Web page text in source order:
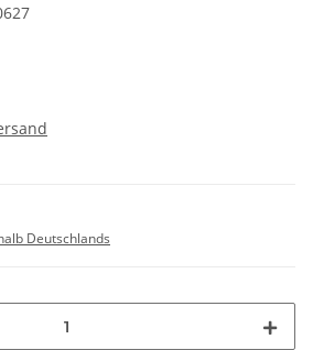
Deutschlands